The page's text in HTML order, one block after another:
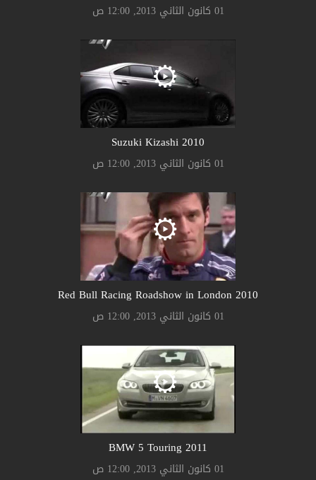
01 كانون الثاني 2013, 12:00 ص
Suzuki Kizashi 2010
01 كانون الثاني 2013, 12:00 ص
2010 Red Bull Racing Roadshow in London
01 كانون الثاني 2013, 12:00 ص
2011 BMW 5 Touring
01 كانون الثاني 2013, 12:00 ص